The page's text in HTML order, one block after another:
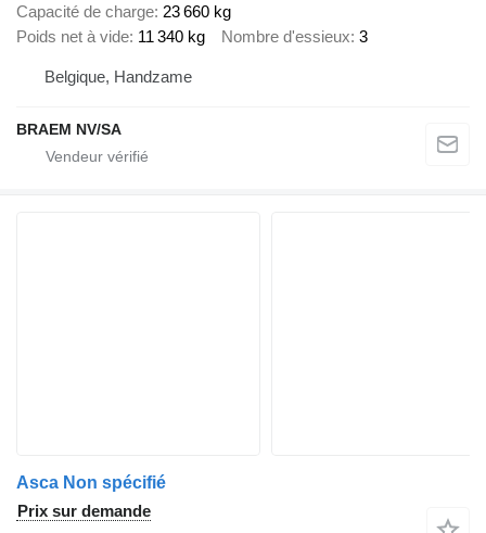
Capacité de charge 23 660 kg
Poids net à vide 11 340 kg Nombre d'essieux 3
Belgique, Handzame
BRAEM NV/SA
Asca Non spécifié
Prix sur demande